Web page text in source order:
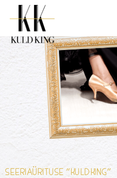
SEERIAÜRITUSE "KULDKING"